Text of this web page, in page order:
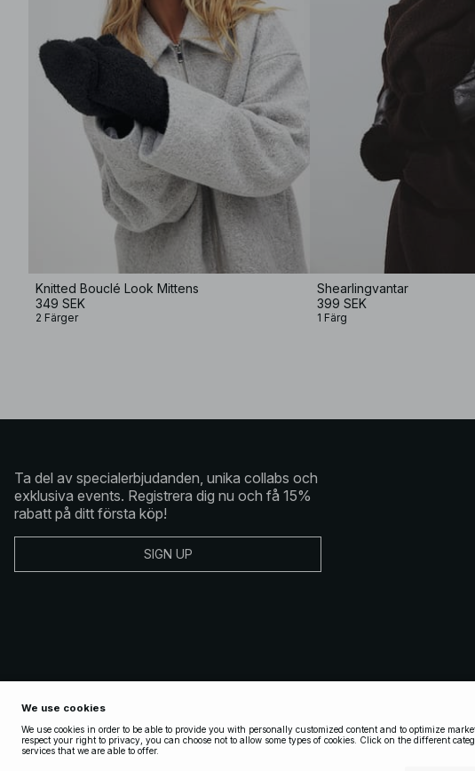
Knitted Bouclé Look Mittens
349 SEK
2 Färger
Shearlingvantar
399 SEK
1 Färg
Ta del av specialerbjudanden, unika collabs och
exklusiva events. Registrera dig nu och få 15%
rabatt på ditt första köp!
SIGN UP